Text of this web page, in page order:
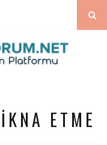
ETME